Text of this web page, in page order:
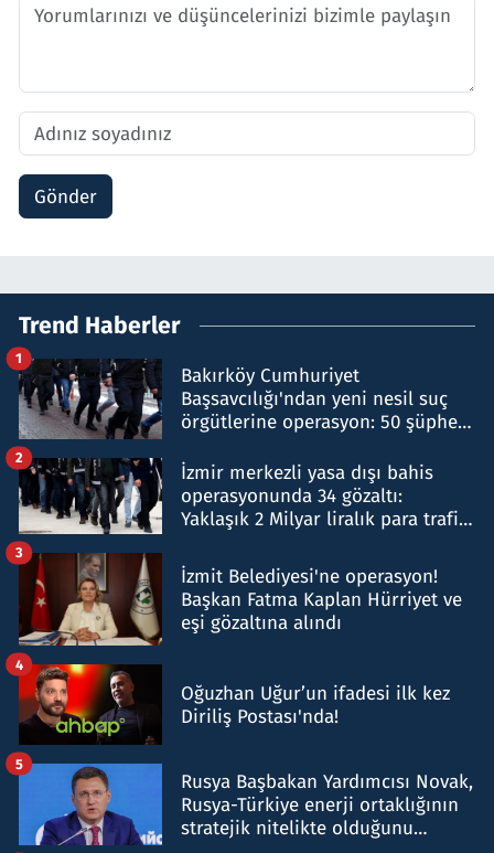
Gönder
Trend Haberler
Bakırköy Cumhuriyet
Başsavcılığı'ndan yeni nesil suç
örgütlerine operasyon: 50 şüpheli
1
İzmir merkezli yasa dışı bahis
operasyonunda 34 gözaltı:
Yaklaşık 2 Milyar liralık para trafiği
2
İzmit Belediyesi'ne operasyon!
Başkan Fatma Kaplan Hürriyet ve
eşi gözaltına alındı
3
Oğuzhan Uğur’un ifadesi ilk kez
Diriliş Postası'nda!
4
Rusya Başbakan Yardımcısı Novak,
Rusya-Türkiye enerji ortaklığının
stratejik nitelikte olduğunu
5